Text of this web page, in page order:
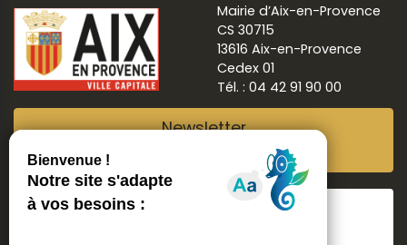
Mairie d’Aix-en-Provence
CS 30715
13616 Aix-en-Provence
Cedex 01
Tél. : 04 42 91 90 00
Newsletter
Suivre Aix ma ville